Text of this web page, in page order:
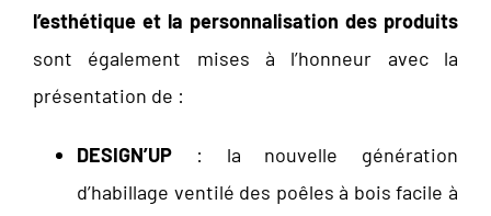
l’esthétique et la personnalisation des produits
sont également mises à l’honneur avec la
présentation de :
DESIGN’UP: la nouvelle génération
d’habillage ventilé des poêles à bois facile à